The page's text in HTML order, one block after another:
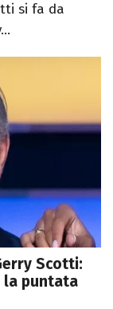
si fa da
Scotti:
la puntata